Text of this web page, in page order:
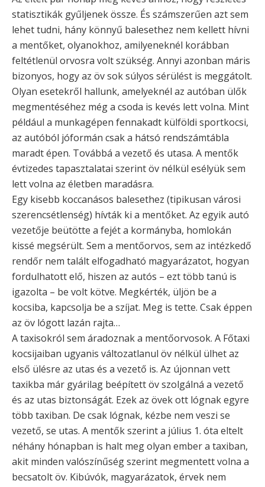
statisztikák gyűljenek össze. És számszerűen azt sem
lehet tudni, hány könnyű balesethez nem kellett hívni
a mentőket, olyanokhoz, amilyeneknél korábban
feltétlenül orvosra volt szükség. Annyi azonban máris
bizonyos, hogy az öv sok súlyos sérülést is meggátolt.
Olyan esetekről hallunk, amelyeknél az autóban ülők
megmentéséhez még a csoda is kevés lett volna. Mint
például a munkagépen fennakadt külföldi sportkocsi,
az autóból jóformán csak a hátsó rendszámtábla
maradt épen. Továbbá a vezető és utasa. A mentők
évtizedes tapasztalatai szerint öv nélkül esélyük sem
lett volna az életben maradásra.
Egy kisebb koccanásos balesethez (tipikusan városi
szerencsétlenség) hívták ki a mentőket. Az egyik autó
vezetője beütötte a fejét a kormányba, homlokán
kissé megsérült. Sem a mentőorvos, sem az intézkedő
rendőr nem talált elfogadható magyarázatot, hogyan
fordulhatott elő, hiszen az autós – ezt több tanú is
igazolta – be volt kötve. Megkérték, üljön be a
kocsiba, kapcsolja be a szíjat. Meg is tette. Csak éppen
az öv lógott lazán rajta…
A taxisokról sem áradoznak a mentőorvosok. A Főtaxi
kocsijaiban ugyanis változatlanul öv nélkül ülhet az
első ülésre az utas és a vezető is. Az újonnan vett
taxikba már gyárilag beépített öv szolgálná a vezető
és az utas biztonságát. Ezek az övek ott lógnak egyre
több taxiban. De csak lógnak, kézbe nem veszi se
vezető, se utas. A mentők szerint a július 1. óta eltelt
néhány hónapban is halt meg olyan ember a taxiban,
akit minden valószínűség szerint megmentett volna a
becsatolt öv. Kibúvók, magyarázatok, érvek nem